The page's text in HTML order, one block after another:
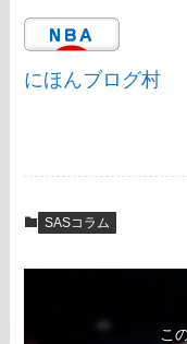
にほんブログ村
SASコラム
こ